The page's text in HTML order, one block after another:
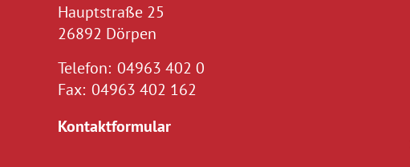
Hauptstraße 25
26892 Dörpen
Telefon: 04963 402 0
Fax: 04963 402 162
Kontaktformular